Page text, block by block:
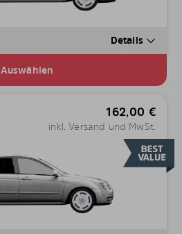
Details
Auswählen
162,00 €
inkl. Versand und MwSt.